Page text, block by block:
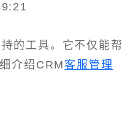
的工具。它不仅能帮
介绍CRM客服管理